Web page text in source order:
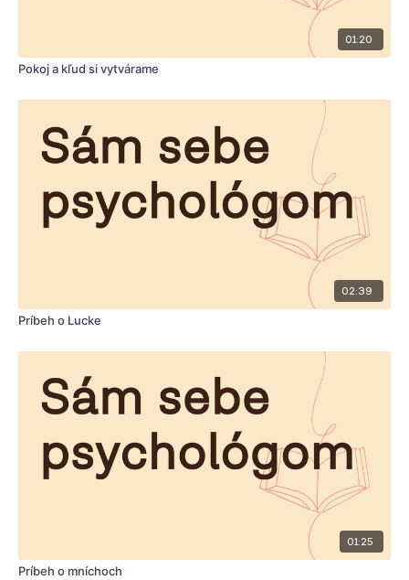
01:20
Pokoj a kľud si vytvárame
02:39
Príbeh o Lucke
01:25
Príbeh o mníchoch